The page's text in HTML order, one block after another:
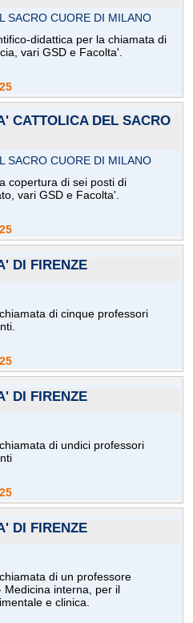
SACRO CUORE DI MILANO
didattica per la chiamata di
vari GSD e Facolta'.
CATTOLICA DEL SACRO
SACRO CUORE DI MILANO
copertura di sei posti di
vari GSD e Facolta'.
DI FIRENZE
di cinque professori
DI FIRENZE
di undici professori
DI FIRENZE
di un professore
Medicina interna, per il
e clinica.